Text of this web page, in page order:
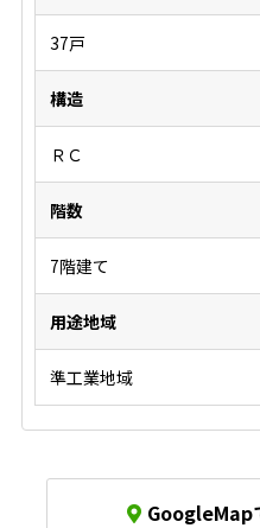
37戸
構造
ＲＣ
階数
7階建て
用途地域
準工業地域
GoogleMap